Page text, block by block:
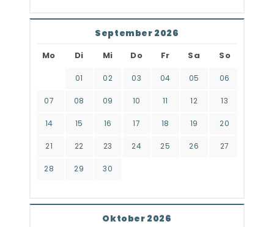
September 2026
Mo Di Mi Do Fr Sa So
01 02 03 04 05 06
07 08 09 10 11 12 13
14 15 16 17 18 19 20
21 22 23 24 25 26 27
28 29 30
Oktober 2026